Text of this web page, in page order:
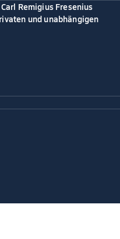
Remigius Fresenius
und unabhängigen